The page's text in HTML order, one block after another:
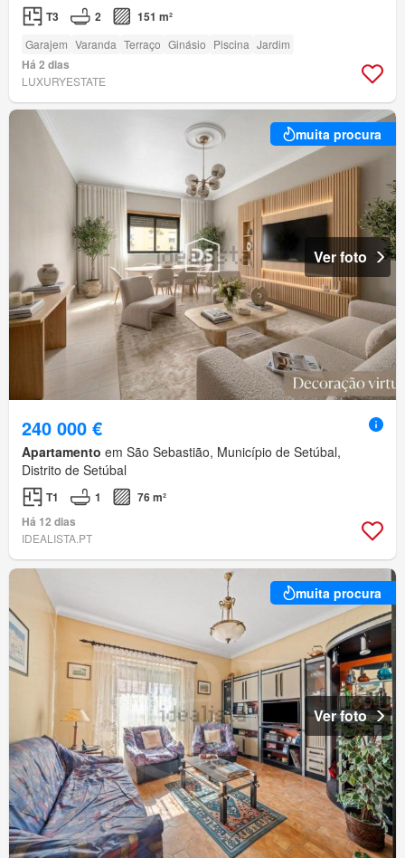
T3 2 151 m²
Garajem Varanda Terraço Ginásio Piscina Jardim
Há 2 dias
LUXURYESTATE
muita procura
Ver foto
240 000 €
Apartamento em São Sebastião, Município de Setúbal,
Distrito de Setúbal
T1 1
76 m²
Há 12 dias
IDEALISTA.PT
muita procura
Ver foto